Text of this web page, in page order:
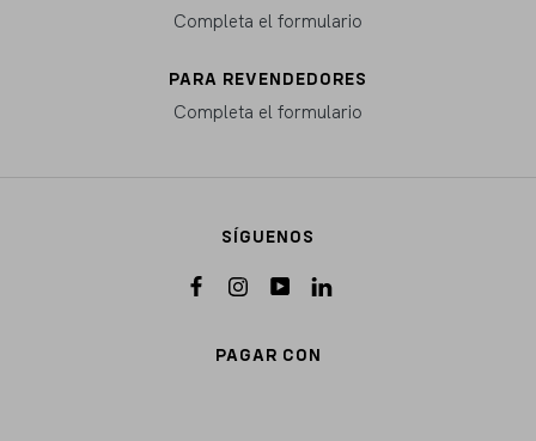
Completa el formulario
PARA REVENDEDORES
Completa el formulario
SÍGUENOS
PAGAR CON